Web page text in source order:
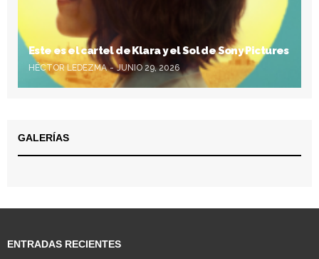
Este es el cartel de Klara y el Sol de Sony Pictures
HÉCTOR LEDEZMA JUNIO 29, 2026
GALERÍAS
ENTRADAS RECIENTES